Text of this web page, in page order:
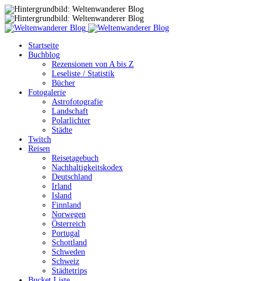
Startseite
Buchblog
Rezensionen von A bis Z
Leseliste / Statistik
Bücher
Fotogalerie
Astrofotografie
Landschaft
Polarlichter
Städte
Twitch
Reisen
Reisetagebuch
Nachhaltigkeitskodex
Deutschland
Irland
Island
Finnland
Norwegen
Österreich
Portugal
Schottland
Schweden
Schweiz
Städtetrips